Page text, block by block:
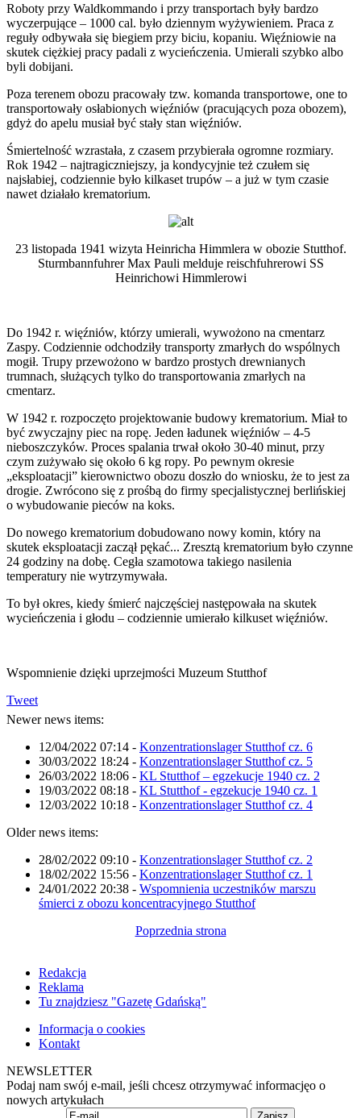
Roboty przy Waldkommando i przy transportach były bardzo
wyczerpujące – 1000 cal. było dziennym wyżywieniem. Praca z
reguły odbywała się biegiem przy biciu, kopaniu. Więźniowie na
skutek ciężkiej pracy padali z wycieńczenia. Umierali szybko albo
byli dobijani.
Poza terenem obozu pracowały tzw. komanda transportowe, one to
transportowały osłabionych więźniów (pracujących poza obozem),
gdyż do apelu musiał być stały stan więźniów.
Śmiertelność wzrastała, z czasem przybierała ogromne rozmiary.
Rok 1942 – najtragiczniejszy, ja kondycyjnie też czułem się
najsłabiej, codziennie było kilkaset trupów – a już w tym czasie
nawet działało krematorium.
23 listopada 1941 wizyta Heinricha Himmlera w obozie Stutthof.
Sturmbannfuhrer Max Pauli melduje reischfuhrerowi SS
Heinrichowi Himmlerowi
Do 1942 r. więźniów, którzy umierali, wywożono na cmentarz
Zaspy. Codziennie odchodziły transporty zmarłych do wspólnych
mogił. Trupy przewożono w bardzo prostych drewnianych
trumnach, służących tylko do transportowania zmarłych na
cmentarz.
W 1942 r. rozpoczęto projektowanie budowy krematorium. Miał to
być zwyczajny piec na ropę. Jeden ładunek więźniów – 4-5
nieboszczyków. Proces spalania trwał około 30-40 minut, przy
czym zużywało się około 6 kg ropy. Po pewnym okresie
„eksploatacji” kierownictwo obozu doszło do wniosku, że to jest za
drogie. Zwrócono się z prośbą do firmy specjalistycznej berlińskiej
o wybudowanie pieców na koks.
Do nowego krematorium dobudowano nowy komin, który na
skutek eksploatacji zaczął pękać... Zresztą krematorium było czynne
24 godziny na dobę. Cegła szamotowa takiego nasilenia
temperatury nie wytrzymywała.
To był okres, kiedy śmierć najczęściej następowała na skutek
wycieńczenia i głodu – codziennie umierało kilkuset więźniów.
Wspomnienie dzięki uprzejmości Muzeum Stutthof
Tweet
Newer news items:
12/04/2022 07:14 - Konzentrationslager Stutthof cz. 6
30/03/2022 18:24 - Konzentrationslager Stutthof cz. 5
26/03/2022 18:06 - KL Stutthof – egzekucje 1940 cz. 2
19/03/2022 08:18 - KL Stutthof - egzekucje 1940 cz. 1
12/03/2022 10:18 - Konzentrationslager Stutthof cz. 4
Older news items:
28/02/2022 09:10 - Konzentrationslager Stutthof cz. 2
18/02/2022 15:56 - Konzentrationslager Stutthof cz. 1
24/01/2022 20:38 - Wspomnienia uczestników marszu
śmierci z obozu koncentracyjnego Stutthof
Poprzednia strona
Redakcja
Reklama
Tu znajdziesz "Gazetę Gdańską"
Informacja o cookies
Kontakt
NEWSLETTER
Podaj nam swój e-mail, jeśli chcesz otrzymywać informacjęo o
nowych artykułach